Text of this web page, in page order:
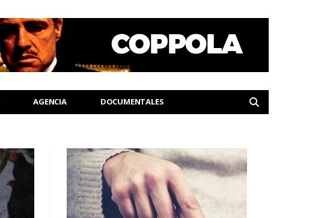
AGENCIA DOCUMENTALES